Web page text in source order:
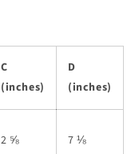
C
(inches)
D
(inches)
2 ⅝ 7 ⅛